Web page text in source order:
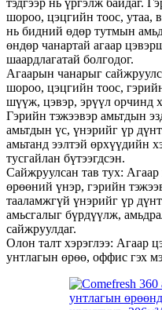
шороо, цэцгийн тоос, утаа,
нь бидний өдөр тутмын
өндөр чанартай агаар
шаардлагатай болгодог.
Агаарын чанарыг
шороо, цэцгийн тоос,
шүүж, цэвэр, эрүүл орчинд
Гэрийн тэжээвэр амьтдын
амьтдын үс, үнэрийг үр
амьтанд ээлтэй өрхүүдийн
тусгайлан бүтээгдсэн.
Сайжруулсан тав тух:
өрөөний үнэр, гэрийн
тааламжгүй үнэрийг үр
амьсгалыг бүрдүүлж,
сайжруулдаг.
Олон талт хэрэглээ: Агаар
унтлагын өрөө, оффис гэх